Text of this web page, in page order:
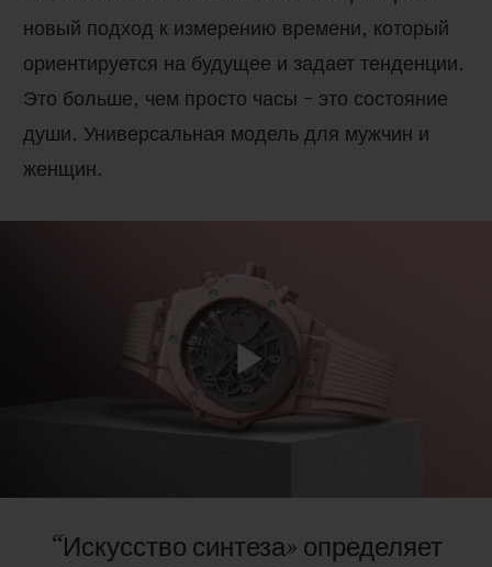
новый подход к измерению времени, который
ориентируется на будущее и задает тенденции.
Это больше, чем просто часы – это состояние
души. Универсальная модель для мужчин и
женщин.
Play
“Искусство синтеза» определяет
НАЙТИ БУТИК